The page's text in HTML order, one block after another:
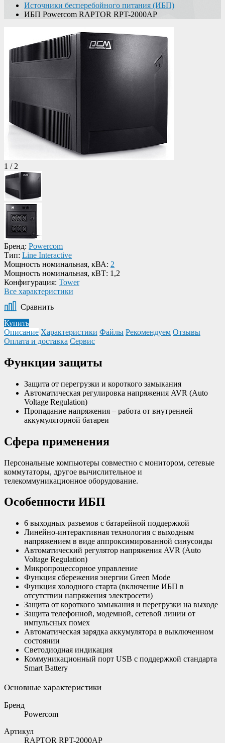
Источники бесперебойного питания (ИБП)
ИБП Powercom RAPTOR RPT-2000AP
1 / 2
Бренд: Powercom
Тип: Line Interactive
Мощность номинальная, кВА: 2
Мощность номинальная, кВТ: 1,2
Конфигурация: Tower
Все характеристики
Сравнить
Купить
Описание Характеристики Файлы Рекомендуем Отзывы
Оплата и доставка Сервис
Функции защиты
Защита от перегрузки и короткого замыкания
Автоматическая регулировка напряжения AVR (Auto
Voltage Regulation)
Пропадание напряжения – работа от внутренней
аккумуляторной батареи
Сфера применения
Персональные компьютеры совместно с монитором, сетевые
коммутаторы, другое вычислительное и
телекоммуникационное оборудование.
Особенности ИБП
6 выходных разъемов с батарейной поддержкой
Линейно-интерактивная технология с выходным
напряжением в виде аппроксимированной синусоиды
Автоматический регулятор напряжения AVR (Auto
Voltage Regulation)
Микропроцессорное управление
Функция сбережения энергии Green Mode
Функция холодного старта (включение ИБП в
отсутствии напряжения электросети)
Защита от короткого замыкания и перегрузки на выходе
Защита телефонной, модемной, сетевой линии от
импульсных помех
Автоматическая зарядка аккумулятора в выключенном
состоянии
Светодиодная индикация
Коммуникационный порт USB с поддержкой стандарта
Smart Battery
Основные характеристики
Бренд
Powercom
Артикул
RAPTOR RPT-2000AP